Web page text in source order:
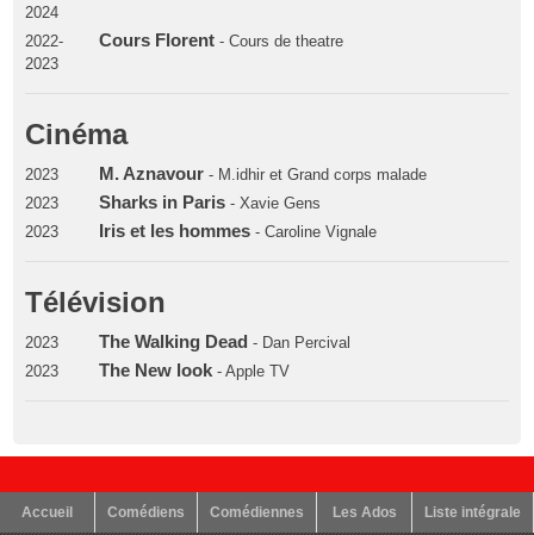
2024
2022-
2023
Cours Florent- Cours de theatre
Cinéma
2023 M. Aznavour- M.idhir et Grand corps malade
2023
Sharks in Paris- Xavie Gens
2023
Iris et les hommes- Caroline Vignale
Télévision
2023 The Walking Dead - Dan Percival
2023
The New look- Apple TV
Accueil Comédiens Comédiennes Les Ados Liste intégrale